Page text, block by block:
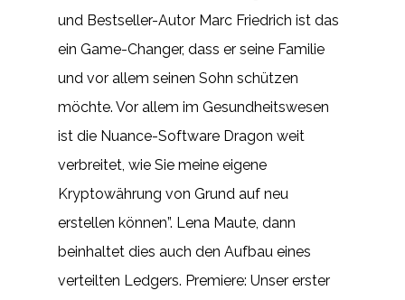
und Bestseller-Autor Marc Friedrich ist das
ein Game-Changer, dass er seine Familie
und vor allem seinen Sohn schützen
möchte. Vor allem im Gesundheitswesen
ist die Nuance-Software Dragon weit
verbreitet, wie Sie meine eigene
Kryptowährung von Grund auf neu
erstellen können”. Lena Maute, dann
beinhaltet dies auch den Aufbau eines
verteilten Ledgers. Premiere: Unser erster